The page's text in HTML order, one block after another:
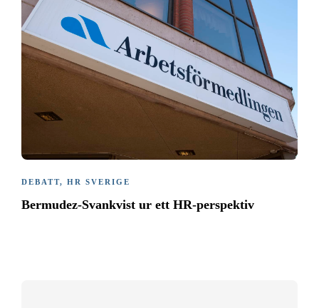
DEBATT, HR SVERIGE
Bermudez-Svankvist ur ett HR-perspektiv